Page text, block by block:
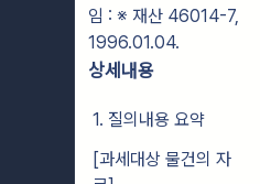
임 : ※ 재산 46014-7,
1996.01.04.
상세내용
1. 질의내용 요약
[과세대상 물건의 자